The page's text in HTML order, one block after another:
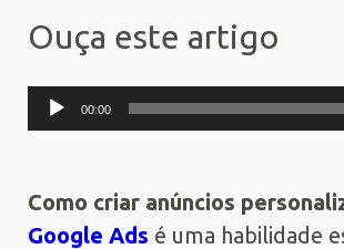
Ouça este artigo
Tocador
de
00:00
Como criar anúncios
Google Ads é uma habilidade